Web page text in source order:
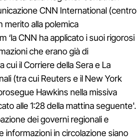
CNN International (centro
merito alla polemica
‘la CNN ha applicato i suoi rigorosi
che erano già di
cui il Corriere della Sera e La
(tra cui Reuters e il New York
Hawkins nella missiva
alle 1:28 della mattina seguente'.
dei governi regionali e
informazioni in circolazione siano